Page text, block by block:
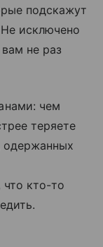
подскажут
исключено
не раз
чем
теряете
одержанных
что кто-то